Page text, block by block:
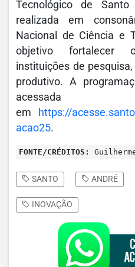
Tecnológico de
realizada em
Nacional de Ciência e
objetivo fortalecer
instituições de
produtivo. A
acessada
em https://
acao25.
FONTE/CRÉDITOS:
SANTO ANDRÉ
INOVAÇÃO